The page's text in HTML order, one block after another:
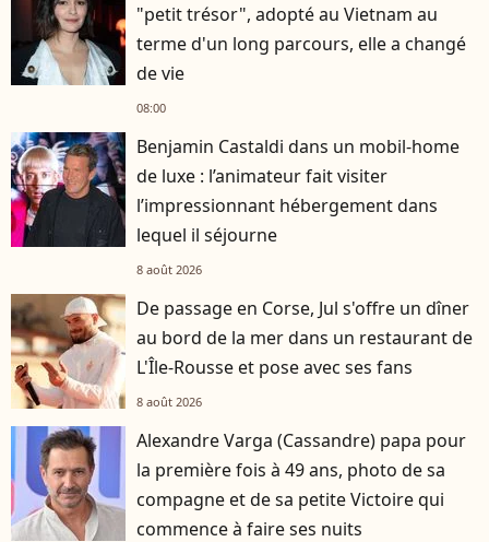
"petit trésor", adopté au Vietnam au
terme d'un long parcours, elle a changé
de vie
08:00
Benjamin Castaldi dans un mobil-home
de luxe : l’animateur fait visiter
l’impressionnant hébergement dans
lequel il séjourne
8 août 2026
De passage en Corse, Jul s'offre un dîner
au bord de la mer dans un restaurant de
L'Île-Rousse et pose avec ses fans
8 août 2026
Alexandre Varga (Cassandre) papa pour
la première fois à 49 ans, photo de sa
compagne et de sa petite Victoire qui
commence à faire ses nuits